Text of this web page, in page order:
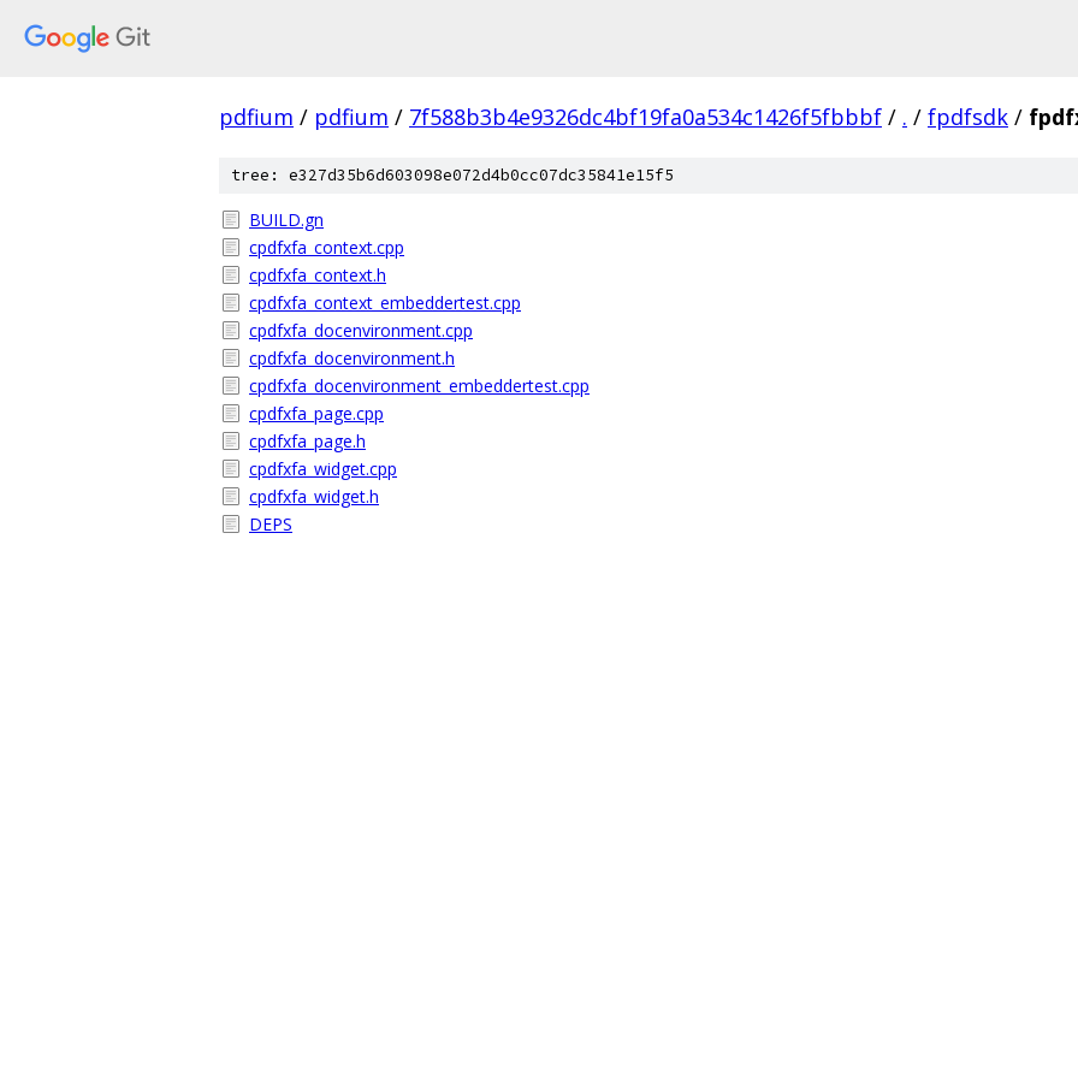
pdfium / pdfium / 7f588b3b4e9326dc4bf19fa0a534c1426f5fbbbf / . / fpdfsdk /
tree: e327d35b6d603098e072d4b0cc07dc35841e15f5
BUILD.gn
cpdfxfa_context.cpp
cpdfxfa_context.h
cpdfxfa_context_embeddertest.cpp
cpdfxfa_docenvironment.cpp
cpdfxfa_docenvironment.h
cpdfxfa_docenvironment_embeddertest.cpp
cpdfxfa_page.cpp
cpdfxfa_page.h
cpdfxfa_widget.cpp
cpdfxfa_widget.h
DEPS